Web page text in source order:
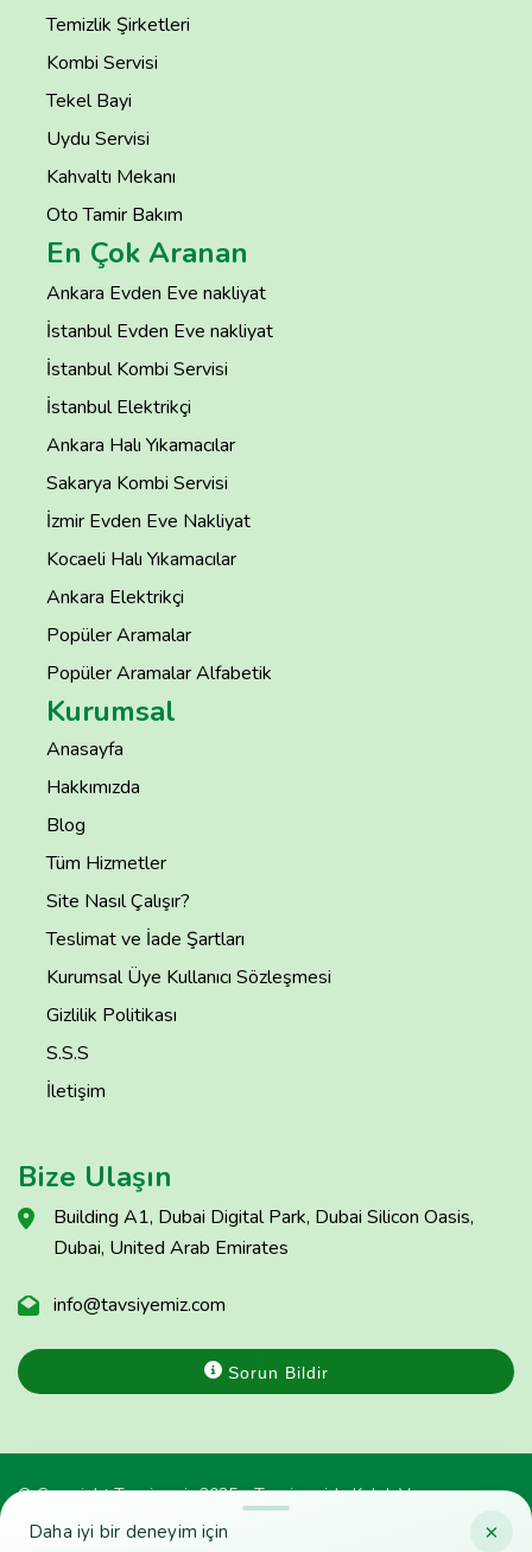
×
Daha iyi bir deneyim için
Temizlik Şirketleri
Kombi Servisi
Tekel Bayi
Uydu Servisi
Kahvaltı Mekanı
Oto Tamir Bakım
En Çok Aranan
Ankara Evden Eve nakliyat
İstanbul Evden Eve nakliyat
İstanbul Kombi Servisi
İstanbul Elektrikçi
Ankara Halı Yıkamacılar
Sakarya Kombi Servisi
İzmir Evden Eve Nakliyat
Kocaeli Halı Yıkamacılar
Ankara Elektrikçi
Popüler Aramalar
Popüler Aramalar Alfabetik
Kurumsal
Anasayfa
Hakkımızda
Blog
Tüm Hizmetler
Site Nasıl Çalışır?
Teslimat ve İade Şartları
Kurumsal Üye Kullanıcı Sözleşmesi
Gizlilik Politikası
S.S.S
İletişim
Bize Ulaşın
Building A1, Dubai Digital Park, Dubai Silicon Oasis,
Dubai, United Arab Emirates
info@tavsiyemiz.com
Sorun Bildir
© Copyright Tavsiyemiz 2025 - Tavsiyemiz'e Kulak Ver